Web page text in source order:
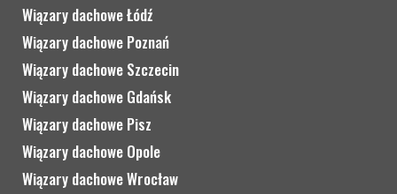
Wiązary dachowe Łódź
Wiązary dachowe Poznań
Wiązary dachowe Szczecin
Wiązary dachowe Gdańsk
Wiązary dachowe Pisz
Wiązary dachowe Opole
Wiązary dachowe Wrocław